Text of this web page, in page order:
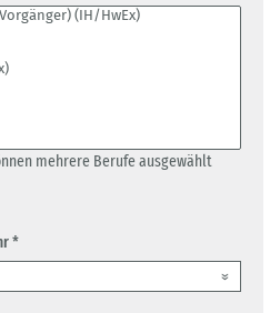
mehrere Berufe ausgewählt
*